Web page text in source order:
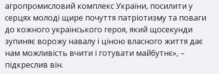
агропромисловий комплекс України, посилити у
серцях молоді щире почуття патріотизму та поваги
до кожного українського героя, який щосекунди
зупиняє ворожу навалу і ціною власного життя дає
нам можливість вчити і готувати майбутнє», –
підкреслив він.